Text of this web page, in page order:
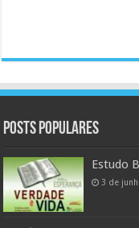
Posts populares
Estudo
3 de